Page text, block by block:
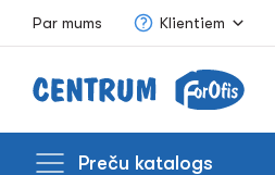
Par mums Klientiem
Preču katalogs